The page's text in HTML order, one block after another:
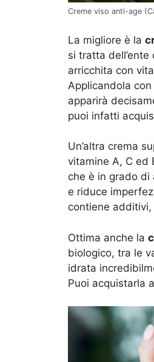
Creme viso anti-age
La migliore è la
si tratta
arricchita con
Applicandola
apparirà
puoi infatti
Un’altra crema
vitamine A, C ed
che è in grado
e riduce
contiene
Ottima anche la
biologico, tra le
idrata
Puoi acquistarla